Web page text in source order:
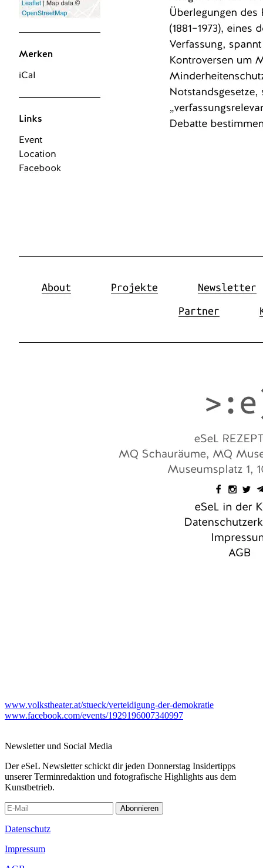
www.volkstheater.at/stueck/verteidigung-der-demokratie
www.facebook.com/events/1929196007340997
Newsletter und Social Media
Der eSeL Newsletter schickt dir jeden Donnerstag Insidertipps
unserer Terminredaktion und fotografische Highlights aus dem
Kunstbetrieb.
Abonnieren
Datenschutz
Impressum